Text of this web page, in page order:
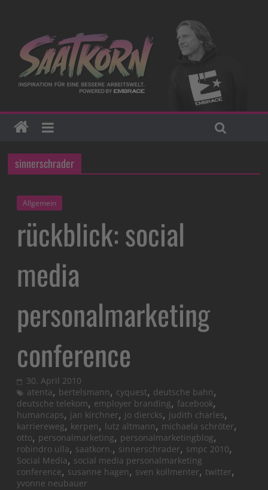
sinnerschrader
Allgemein
rückblick: social
media
personalmarketing
conference
30. April 2010
atenta, bertelsmann, cyquest, deutsche bahn,
deutsche telekom, employer branding, facebook,
humancaps, jan kirchner, jo diercks, judith charles,
karriereweg, kerpen, lutz altmann, michaela schröter,
otto, personalmarketing, personalmarketingblog,
robindro ulla, saatkorn., sinnerschrader, smpc 2010,
Social Media, social media personalmarketing
conference, susanne hagen, sven kollmenter,twitter,
yvonne neubauer